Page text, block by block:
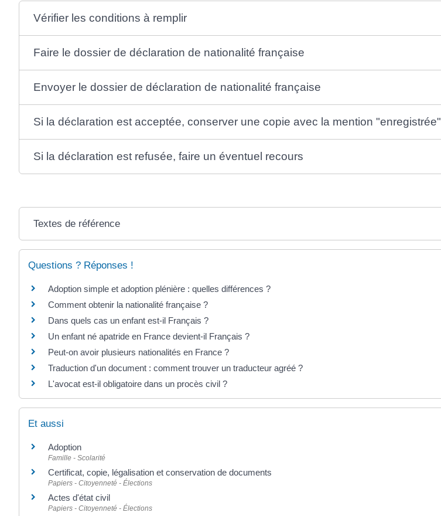
Vérifier les conditions à remplir
Faire le dossier de déclaration de nationalité française
Envoyer le dossier de déclaration de nationalité française
Si la déclaration est acceptée, conserver une copie avec la mention "enregistrée"
Si la déclaration est refusée, faire un éventuel recours
Textes de référence
Questions ? Réponses !
Adoption simple et adoption plénière : quelles différences ?
Comment obtenir la nationalité française ?
Dans quels cas un enfant est-il Français ?
Un enfant né apatride en France devient-il Français ?
Peut-on avoir plusieurs nationalités en France ?
Traduction d'un document : comment trouver un traducteur agréé ?
L'avocat est-il obligatoire dans un procès civil ?
Et aussi
Adoption
Famille - Scolarité
Certificat, copie, légalisation et conservation de documents
Papiers - Citoyenneté - Élections
Actes d'état civil
Papiers - Citoyenneté - Élections